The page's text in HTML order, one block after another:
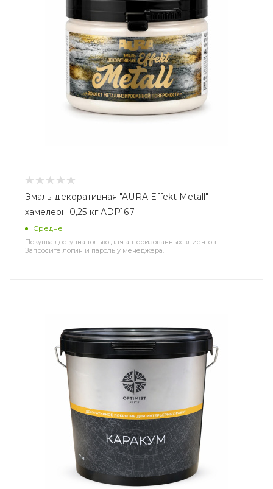
Эмаль декоративная "AURA Effekt Metall"
хамелеон 0,25 кг ADP167
Средне
Покупка доступна только для авторизованных клиентов.
Запросите логин и пароль у менеджера.